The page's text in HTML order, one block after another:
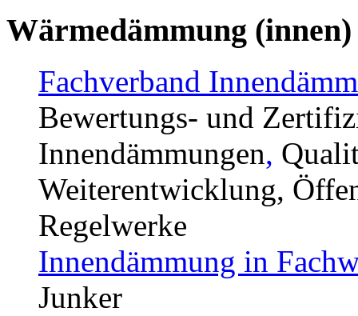
Wärmedämmung (innen)
Fachverband
Bewertungs- und
Innendämmungen,
Weiterentwicklung,
Regelwerke
Innendämmung in
Junker